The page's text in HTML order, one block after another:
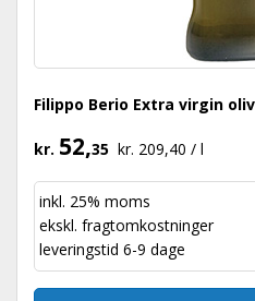
Filippo Berio Extra virgin
kr. 52,35 kr. 209,40 / l
inkl. 25% moms
ekskl. fragtomkostninger
leveringstid 6-9 dage